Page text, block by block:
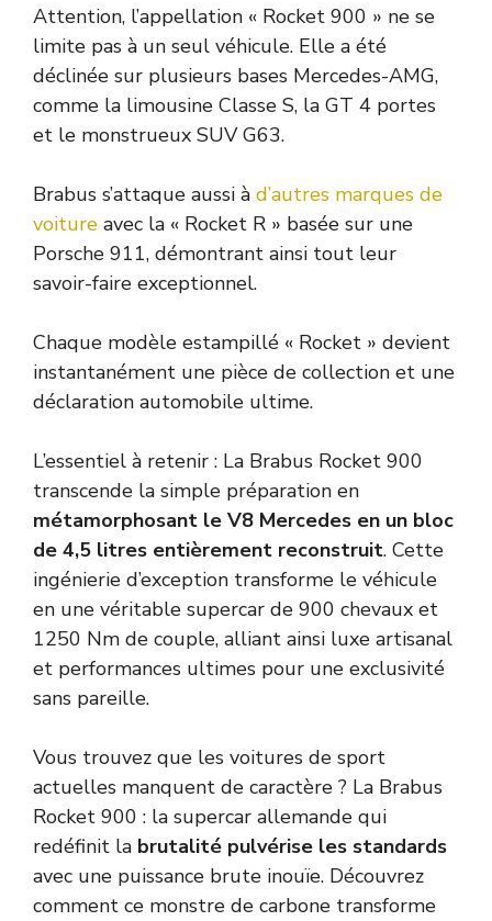
Attention, l’appellation « Rocket 900 » ne se
limite pas à un seul véhicule. Elle a été
déclinée sur plusieurs bases Mercedes-AMG,
comme la limousine Classe S, la GT 4 portes
et le monstrueux SUV G63.
Brabus s’attaque aussi à d’autres marques de
voiture avec la « Rocket R » basée sur une
Porsche 911, démontrant ainsi tout leur
savoir-faire exceptionnel.
Chaque modèle estampillé « Rocket » devient
instantanément une pièce de collection et une
déclaration automobile ultime.
L’essentiel à retenir : La Brabus Rocket 900
transcende la simple préparation en
métamorphosant le V8 Mercedes en un bloc
de 4,5 litres entièrement reconstruit. Cette
ingénierie d’exception transforme le véhicule
en une véritable supercar de 900 chevaux et
1250 Nm de couple, alliant ainsi luxe artisanal
et performances ultimes pour une exclusivité
sans pareille.
Vous trouvez que les voitures de sport
actuelles manquent de caractère ? La Brabus
Rocket 900 : la supercar allemande qui
redéfinit la brutalité pulvérise les standards
avec une puissance brute inouïe. Découvrez
comment ce monstre de carbone transforme